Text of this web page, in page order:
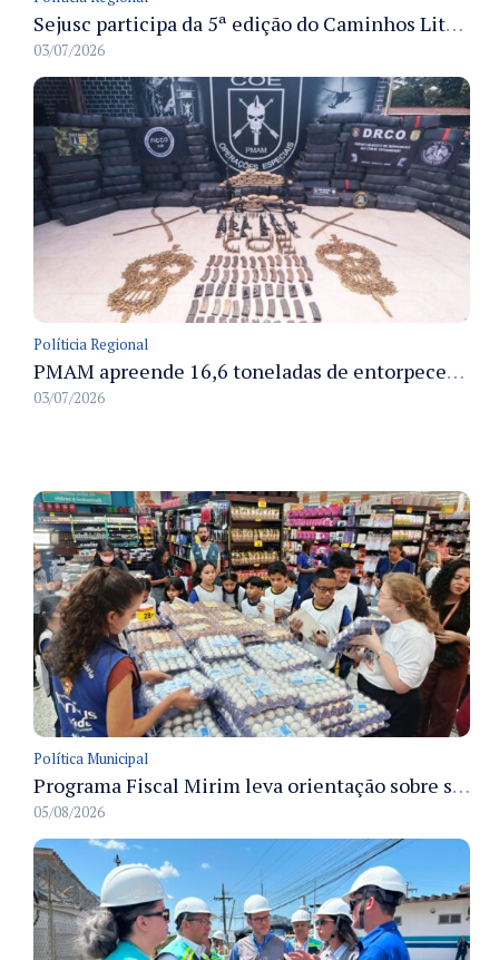
Sejusc participa da 5ª edição do Caminhos Literários com foco na cultura hip-hop nas unidades socioeducativas
03/07/2026
Políticia Regional
PMAM apreende 16,6 toneladas de entorpecentes e registra aumento nas prisões em flagrante e nas capturas de foragidos no primeiro semestre de 2026
03/07/2026
Política Municipal
Programa Fiscal Mirim leva orientação sobre segurança alimentar a alunos da rede municipal de Manaus
05/08/2026